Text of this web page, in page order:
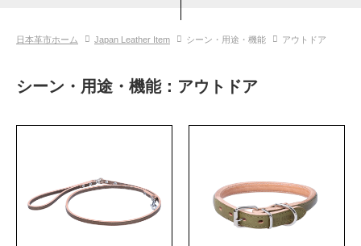
革市通信
日本革市ホーム Japan Leather Item シーン・用途・機能 アウトドア
シーン・用途・機能：アウトドア